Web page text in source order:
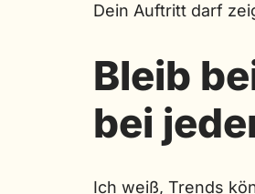
Dein Auftritt darf
Bleib
bei
Ich weiß, Trends